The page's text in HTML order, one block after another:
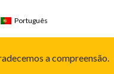
to
Português
a compreensão.